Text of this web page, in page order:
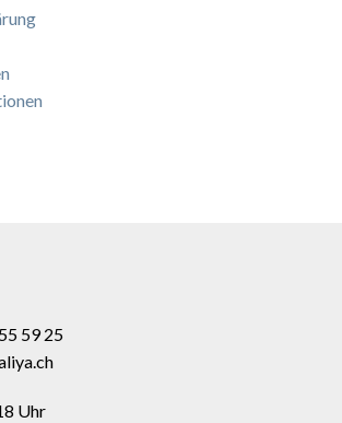
59 25
Uhr